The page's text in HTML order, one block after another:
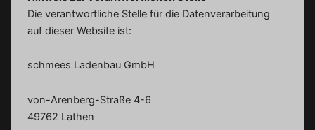
Die verantwortliche Stelle für die Datenverarbeitung
auf dieser Website ist:
schmees Ladenbau GmbH
von-Arenberg-Straße 4-6
49762 Lathen